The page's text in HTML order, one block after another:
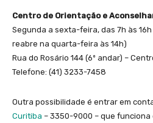
Centro de Orientação e
Segunda a sexta-feira, das 7h às
reabre na quarta-feira às 14h)
Rua do Rosário 144 (6º andar) –
Telefone: (41) 3233-7458
Outra possibilidade é entrar em
Curitiba – 3350-9000 – que